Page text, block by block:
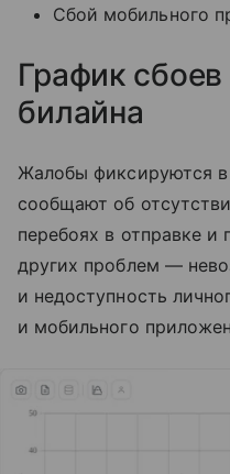
Сбой мобильного
График сбоев
билайна
Жалобы фиксируются в
сообщают об
перебоях в отправке и
других проблем —
и недоступность
и мобильного